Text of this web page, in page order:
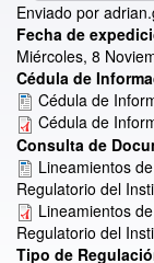
Enviado por
Fecha de
Miércoles, 8
Cédula de
Cédula de
Cédula de
Consulta de
Lineamientos
Regulatorio del
Lineamientos
Regulatorio del
Tipo de